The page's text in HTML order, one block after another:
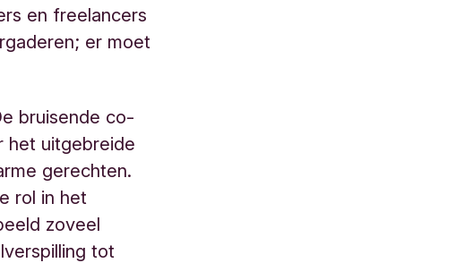
en freelancers
er moet
bruisende co-
het uitgebreide
gerechten.
rol in het
zoveel
tot